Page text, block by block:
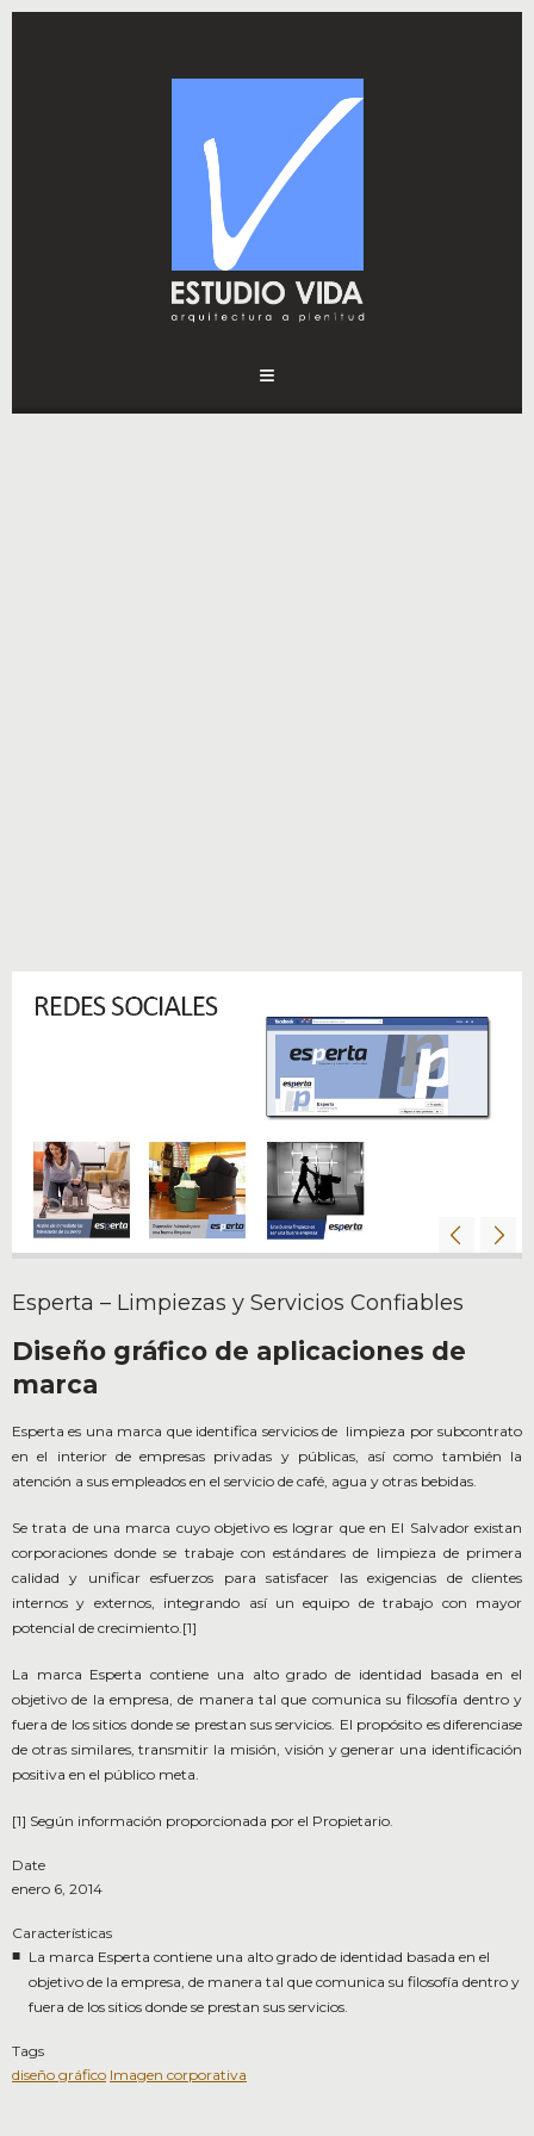
Esperta – Limpiezas y Servicios Confiables
Diseño gráfico de aplicaciones de
marca
Esperta es una marca que identifica servicios de limpieza por subcontrato
en el interior de empresas privadas y públicas, así como también la
atención a sus empleados en el servicio de café, agua y otras bebidas.
Se trata de una marca cuyo objetivo es lograr que en El Salvador existan
corporaciones donde se trabaje con estándares de limpieza de primera
calidad y unificar esfuerzos para satisfacer las exigencias de clientes
internos y externos, integrando así un equipo de trabajo con mayor
potencial de crecimiento.[1]
La marca Esperta contiene una alto grado de identidad basada en el
objetivo de la empresa, de manera tal que comunica su filosofía dentro y
fuera de los sitios donde se prestan sus servicios. El propósito es diferenciase
de otras similares, transmitir la misión, visión y generar una identificación
positiva en el público meta.
[1] Según información proporcionada por el Propietario.
Date
enero 6, 2014
Características
La marca Esperta contiene una alto grado de identidad basada en el
objetivo de la empresa, de manera tal que comunica su filosofía dentro y
fuera de los sitios donde se prestan sus servicios.
Tags
diseño gráfico Imagen corporativa